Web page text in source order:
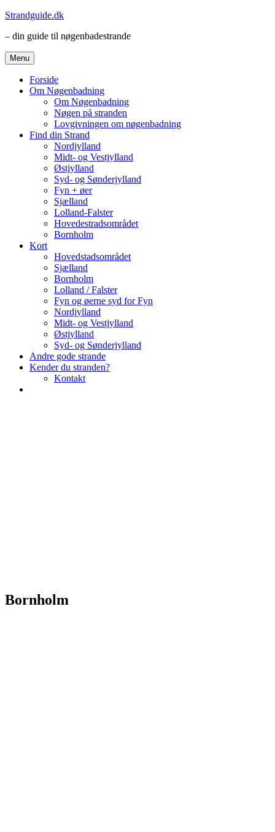
Videre
indhold
Strandguide.dk
– din guide til nøgenbadestrande
Menu
Forside
Om Nøgenbadning
Om Nøgenbadning
Nøgen på stranden
Lovgivningen om nøgenbadning
Find din Strand
Nordjylland
Midt- og Vestjylland
Østjylland
Syd- og Sønderjylland
Fyn + øer
Sjælland
Lolland-Falster
Hovedestradsområdet
Bornholm
Kort
Hovedstadsområdet
Sjælland
Bornholm
Lolland / Falster
Fyn og øerne syd for Fyn
Nordjylland
Midt- og Vestjylland
Østjylland
Syd- og Sønderjylland
Andre gode strande
Kender du stranden?
Kontakt
Bornholm